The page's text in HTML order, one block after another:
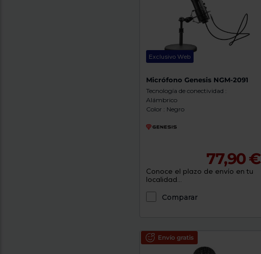
Exclusivo Web
Micrófono Genesis NGM-2091
Tecnología de conectividad :
Alámbrico
Color : Negro
77,90 €
Conoce el plazo de envío en tu
localidad...
Comparar
Envío gratis